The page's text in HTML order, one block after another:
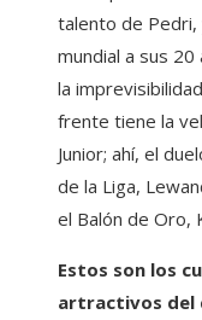
talento de Pedri,
mundial a sus
la
frente tiene la
Junior; ahí, el
de la Liga,
el Balón de Oro,
Estos son los
artractivos del